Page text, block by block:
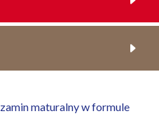
maturalny w formule